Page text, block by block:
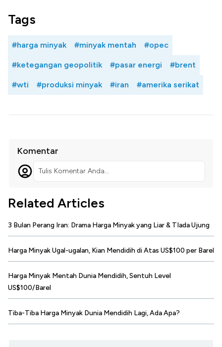
Tags
#harga minyak #minyak mentah #opec
#ketegangan geopolitik #pasar energi #brent
#wti #produksi minyak #iran #amerika serikat
Komentar
Tulis Komentar Anda...
Related Articles
3 Bulan Perang Iran: Drama Harga Minyak yang Liar & TIada Ujung
Harga Minyak Ugal-ugalan, Kian Mendidih di Atas US$100 per Barel
Harga Minyak Mentah Dunia Mendidih, Sentuh Level
US$100/Barel
Tiba-Tiba Harga Minyak Dunia Mendidih Lagi, Ada Apa?